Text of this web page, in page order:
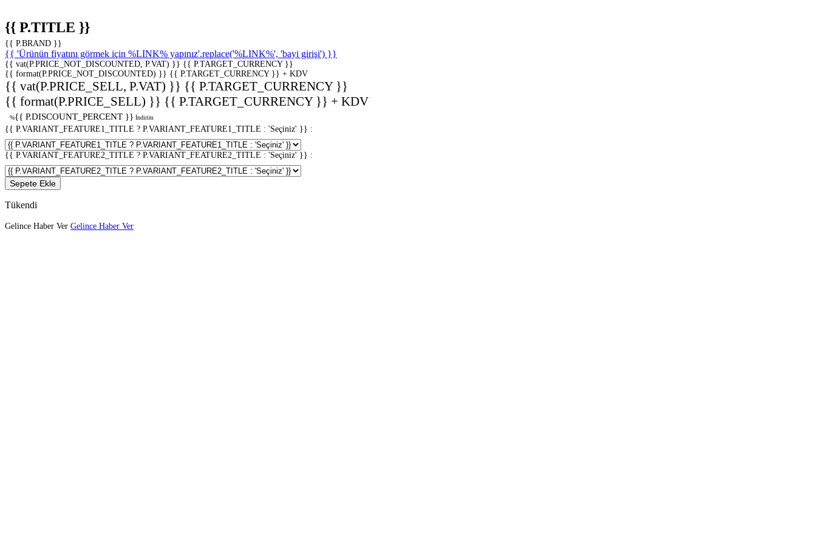
{{ P.TITLE }}
{{ P.BRAND }}
{{ 'Ürünün fiyatını görmek için %LINK% yapınız'.replace('%LINK%', 'bayi girişi') }}
{{ vat(P.PRICE_NOT_DISCOUNTED, P.VAT) }} {{ P.TARGET_CURRENCY }}
{{ format(P.PRICE_NOT_DISCOUNTED) }} {{ P.TARGET_CURRENCY }} + KDV
{{ vat(P.PRICE_SELL, P.VAT) }} {{ P.TARGET_CURRENCY }}
{{ format(P.PRICE_SELL) }} {{ P.TARGET_CURRENCY }} + KDV
%{{ P.DISCOUNT_PERCENT }} İndirim
{{ P.VARIANT_FEATURE1_TITLE ? P.VARIANT_FEATURE1_TITLE : 'Seçiniz' }} :
{{ P.VARIANT_FEATURE2_TITLE ? P.VARIANT_FEATURE2_TITLE : 'Seçiniz' }} :
Sepete Ekle
Tükendi
Gelince Haber Ver Gelince Haber Ver